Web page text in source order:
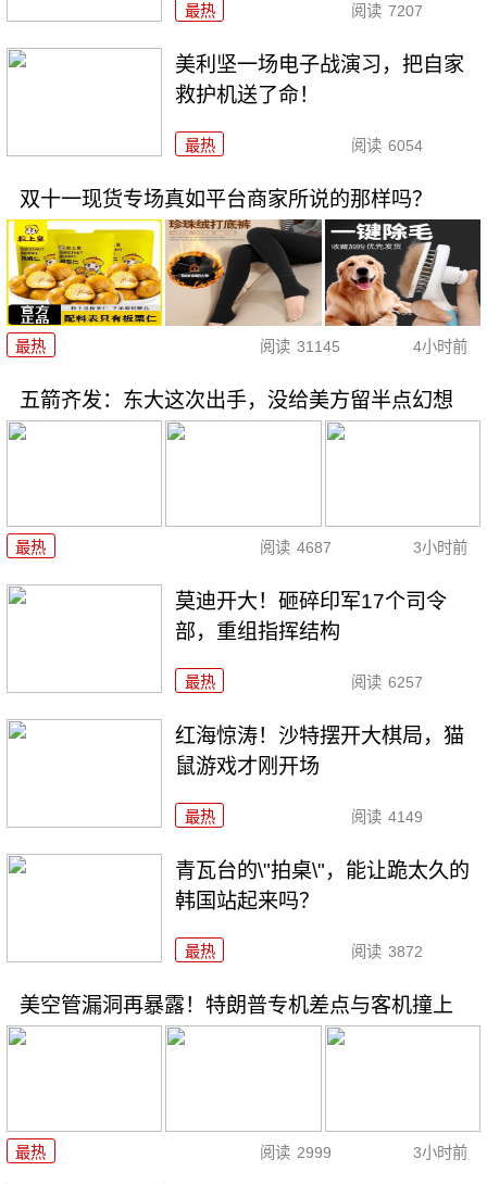
最热 阅读 7207
美利坚一场电子战演习，把自家
救护机送了命！
最热 阅读 6054
双十一现货专场真如平台商家所说的那样吗？
最热 阅读 31145 4小时前
五箭齐发：东大这次出手，没给美方留半点幻想
最热 阅读 4687 3小时前
莫迪开大！砸碎印军17个司令
部，重组指挥结构
最热 阅读 6257
红海惊涛！沙特摆开大棋局，猫
鼠游戏才刚开场
最热 阅读 4149
青瓦台的\"拍桌\"，能让跪太久的
韩国站起来吗？
最热 阅读 3872
美空管漏洞再暴露！特朗普专机差点与客机撞上
最热 阅读 2999 3小时前